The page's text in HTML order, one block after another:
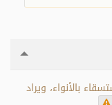
بالأنواء، ويراد